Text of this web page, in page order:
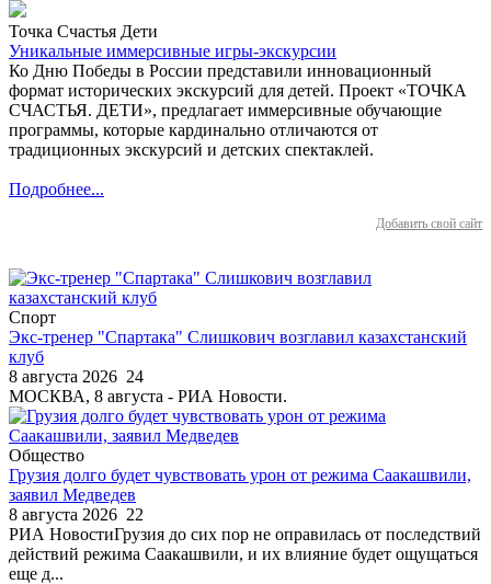
Точка Счастья Дети
Уникальные иммерсивные игры-экскурсии
Ко Дню Победы в России представили инновационный
формат исторических экскурсий для детей. Проект «ТОЧКА
СЧАСТЬЯ. ДЕТИ», предлагает иммерсивные обучающие
программы, которые кардинально отличаются от
традиционных экскурсий и детских спектаклей.
Подробнее...
Добавить свой сайт
Спорт
Экс-тренер "Спартака" Слишкович возглавил казахстанский
клуб
8 августа 2026 24
МОСКВА, 8 августа - РИА Новости.
Общество
Грузия долго будет чувствовать урон от режима Саакашвили,
заявил Медведев
8 августа 2026 22
РИА НовостиГрузия до сих пор не оправилась от последствий
действий режима Саакашвили, и их влияние будет ощущаться
еще д...